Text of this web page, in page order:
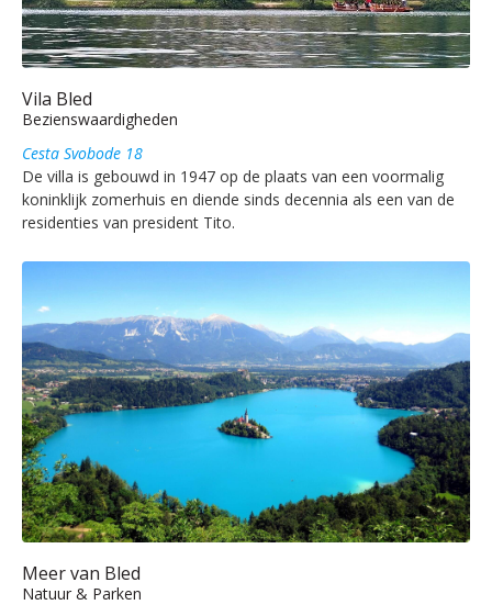
Vila Bled
Bezienswaardigheden
Cesta Svobode 18
De villa is gebouwd in 1947 op de plaats van een voormalig
koninklijk zomerhuis en diende sinds decennia als een van de
residenties van president Tito.
Meer van Bled
Natuur & Parken